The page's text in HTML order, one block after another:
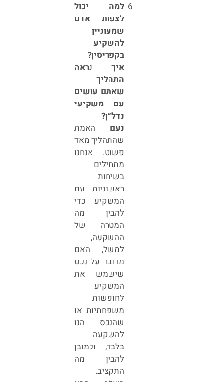
למה יכול
לצפות אדם
שמעוניין
להשקיע
בקפריסין?
איך נראה
התהליך
שאתם עושים
עם משקיעי
נדל״ן?
נעם: האמת
שהתהליך מאד
פשוט. אנחנו
מתחילים
בשיחות
ראשוניות עם
המשקיע כדי
להבין מה
המטרה של
ההשקעה,
למשל, האם
מדובר על נכס
שישמש את
המשקיע
לחופשות
משפחתיות או
שהנכס הנו
להשקעה
בלבד, וכמובן
להבין מה
התקציב.